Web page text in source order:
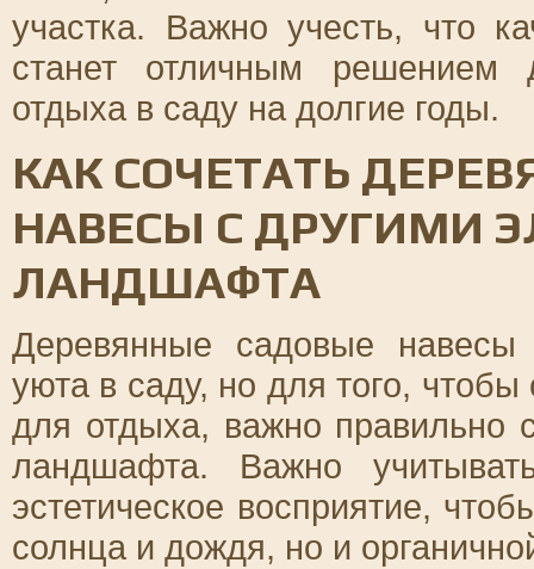
участка. Важно учесть, что
станет отличным решением
отдыха в саду на долгие годы.
КАК СОЧЕТАТЬ
НАВЕСЫ С ДРУГИМИ
ЛАНДШАФТА
Деревянные садовые
уюта в саду, но для того, чтобы
для отдыха, важно правильно
ландшафта. Важно
эстетическое восприятие,
солнца и дождя, но и